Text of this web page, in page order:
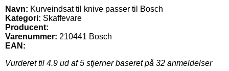
Navn: Kurveindsat til knive passer til Bosch
Kategori: Skaffevare
Producent:
Varenummer: 210441 Bosch
EAN:
Vurderet til 4.9 ud af 5 stjerner baseret på 32 anmeldelser